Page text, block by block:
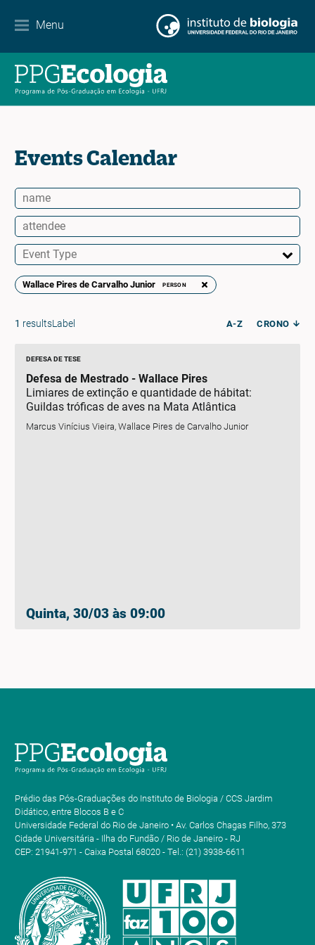
Menu
Contact
Events Calendar
Wallace Pires de Carvalho Junior PERSON
1 resultsLabel A-Z CRONO
DEFESA DE TESE
Defesa de Mestrado - Wallace Pires
Limiares de extinção e quantidade de hábitat:
Guildas tróficas de aves na Mata Atlântica
Marcus Vinícius Vieira, Wallace Pires de Carvalho Junior
Quinta, 30/03 às 09:00
Prédio das Pós-Graduações do Instituto de Biologia / CCS Jardim
Didático, entre Blocos B e C
Universidade Federal do Rio de Janeiro • Av. Carlos Chagas Filho, 373
Cidade Universitária - Ilha do Fundão / Rio de Janeiro - RJ
CEP: 21941-971 - Caixa Postal 68020 - Tel.: (21) 3938-6611